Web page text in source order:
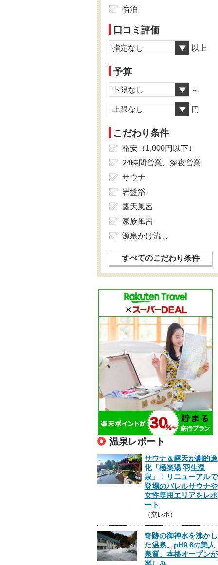
宿泊
口コミ評価
指定なし 以上
予算
下限なし ～
上限なし 円
こだわり条件
格安（1,000円以下）
24時間営業、深夜営業
サウナ
岩盤浴
露天風呂
家族風呂
源泉かけ流し
すべてのこだわり条件
温泉レポート
サウナ＆露天が劇的進
化「極楽湯 羽生温
泉」！リニューアルで
登場のバレルサウナや
女性専用エリアをレポ
ート
（突レポ）
奇跡の御神水を沸かし
た温泉。pH9.6の美人
泉質。本格オープンが